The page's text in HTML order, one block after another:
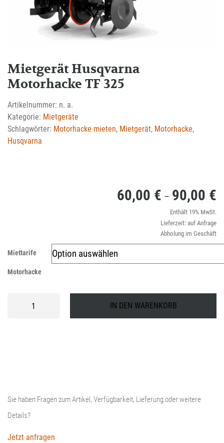
Mietgerät Husqvarna
Motorhacke TF 325
Artikelnummer: n. a.
Kategorie: Mietgeräte
Schlagwörter: Motorhacke mieten, Mietgerät, Motorhacke,
Husqvarna
60,00 € – 90,00 €
Enthält 19% MwSt.
Lieferzeit: auf Anfrage
Abholung im Geschäft
Miettarife
Motorhacke
Husqvarna
IN DEN WARENKORB
Sie haben Fragen zum Artikel, Verfügbarkeit, Lieferung oder weitere
Details?
Jetzt anfragen